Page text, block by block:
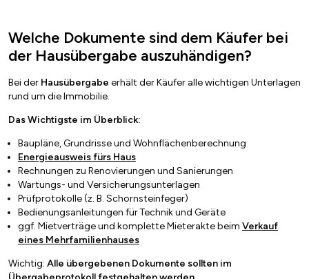
Welche Dokumente sind dem Käufer bei
der Hausübergabe auszuhändigen?
Bei der Hausübergabe erhält der Käufer alle wichtigen Unterlagen
rund um die Immobilie.
Das Wichtigste im Überblick:
Baupläne, Grundrisse und Wohnflächenberechnung
Energieausweisfürs Haus
Rechnungen zu Renovierungen und Sanierungen
Wartungs- und Versicherungsunterlagen
Prüfprotokolle (z. B. Schornsteinfeger)
Bedienungsanleitungen für Technik und Geräte
ggf. Mietverträge und komplette Mieterakte beim Verkauf
eines Mehrfamilienhauses
Wichtig: Alle übergebenen Dokumente sollten im